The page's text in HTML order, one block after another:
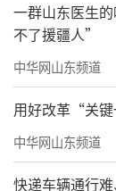
一群山东医生
不了援疆人”
中华网山东频道
用好改革“关
中华网山东频道
快递车辆通行